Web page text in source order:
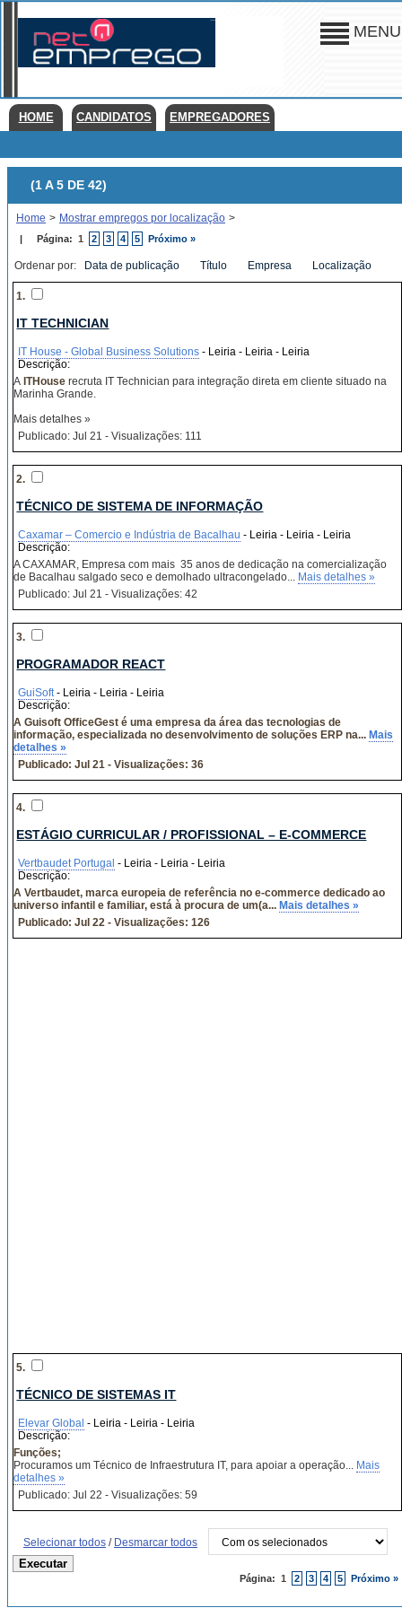
MENU
HOME CANDIDATOS EMPREGADORES
(1 A 5 DE 42)
Home > Mostrar empregos por localização >
| Página: 1 2 3 4 5 Próximo »
Ordenar por: Data de publicação Título Empresa Localização
1.
IT TECHNICIAN
IT House - Global Business Solutions - Leiria - Leiria - Leiria
Descrição:
A ITHouse recruta IT Technician para integração direta em cliente situado na
Marinha Grande.
Mais detalhes »
Publicado: Jul 21 - Visualizações: 111
2.
TÉCNICO DE SISTEMA DE INFORMAÇÃO
Caxamar – Comercio e Indústria de Bacalhau - Leiria - Leiria - Leiria
Descrição:
A CAXAMAR, Empresa com mais 35 anos de dedicação na comercialização
de Bacalhau salgado seco e demolhado ultracongelado... Mais detalhes »
Publicado: Jul 21 - Visualizações: 42
3.
PROGRAMADOR REACT
GuiSoft- Leiria - Leiria - Leiria
Descrição:
A Guisoft OfficeGest é uma empresa da área das tecnologias de
informação, especializada no desenvolvimento de soluções ERP na... Mais
detalhes »
Publicado: Jul 21 - Visualizações: 36
4.
ESTÁGIO CURRICULAR / PROFISSIONAL – E-COMMERCE
Vertbaudet Portugal - Leiria - Leiria - Leiria
Descrição:
A Vertbaudet, marca europeia de referência no e-commerce dedicado ao
universo infantil e familiar, está à procura de um(a... Mais detalhes »
Publicado: Jul 22 - Visualizações: 126
5.
TÉCNICO DE SISTEMAS IT
Elevar Global - Leiria - Leiria - Leiria
Descrição:
Funções;
Procuramos um Técnico de Infraestrutura IT, para apoiar a operação... Mais
detalhes »
Publicado: Jul 22 - Visualizações: 59
Selecionar todos / Desmarcar todos
Página: 1 2 3 4 5 Próximo »